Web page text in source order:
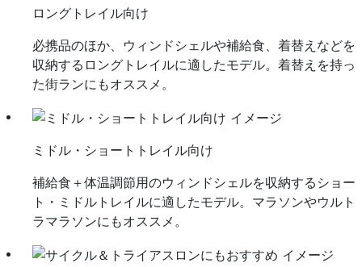
ロングトレイル向け
必携品のほか、ウィンドシェルや補給食、着替えなどを
収納するロングトレイルに適したモデル。着替えを持っ
た街ランにもオススメ。
ミドル・ショートトレイル向け
補給食＋体温調節用のウィンドシェルを収納するショー
ト・ミドルトレイルに適したモデル。マラソンやウルト
ラマラソンにもオススメ。